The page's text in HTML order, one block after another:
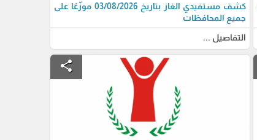
كشف مستفيدي الغاز بتاريخ 03/08/2026 موزّعًا على
جميع المحافظات
التفاصيل ...
share